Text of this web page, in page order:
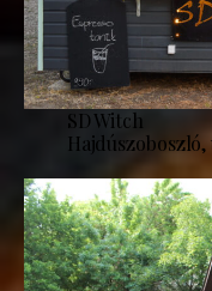
SD Witch